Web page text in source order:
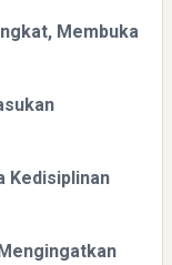
dan
Membuka
Kedisiplinan